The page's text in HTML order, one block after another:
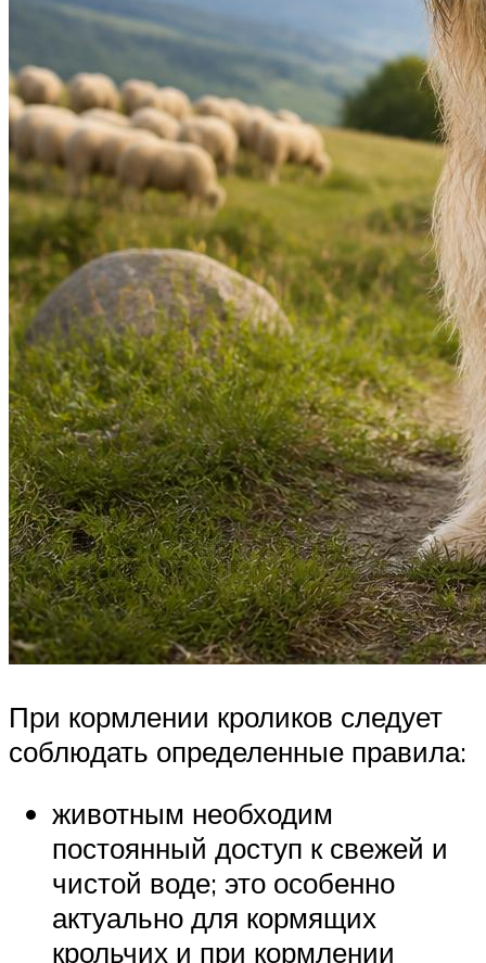
При кормлении кроликов следует
соблюдать определенные правила:
животным необходим
постоянный доступ к свежей и
чистой воде; это особенно
актуально для кормящих
крольчих и при кормлении